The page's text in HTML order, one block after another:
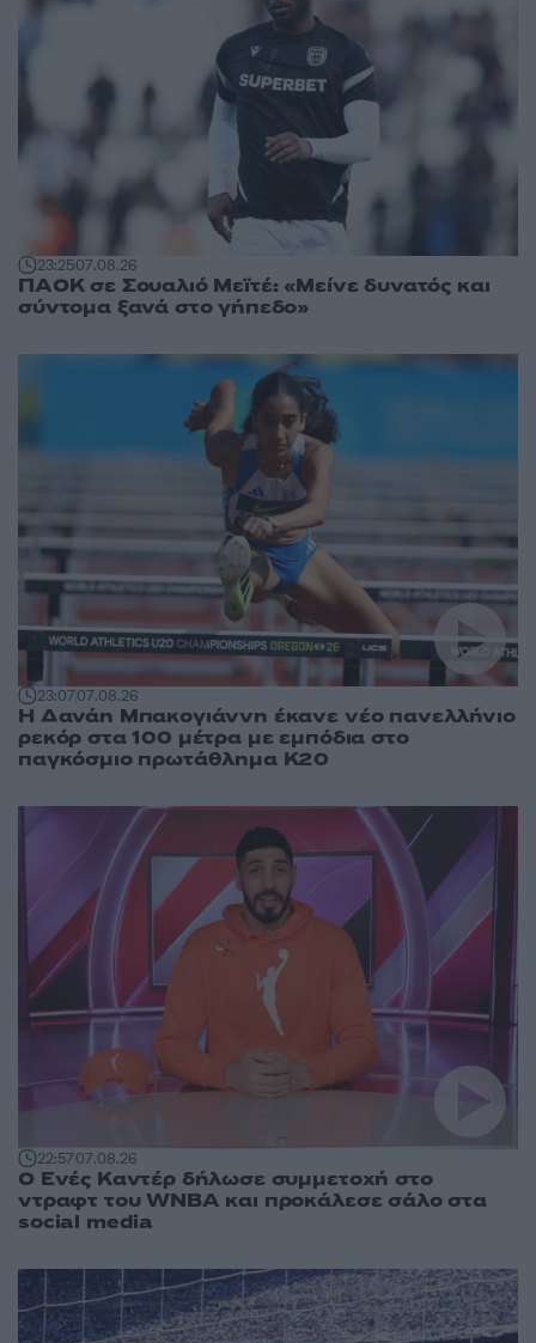
23:2507.08.26
ΠΑΟΚ σε Σουαλιό Μεϊτέ: «Μείνε δυνατός και
σύντομα ξανά στο γήπεδο»
23:0707.08.26
Η Δανάη Μπακογιάννη έκανε νέο πανελλήνιο
ρεκόρ στα 100 μέτρα με εμπόδια στο
παγκόσμιο πρωτάθλημα Κ20
22:5707.08.26
Ο Ενές Καντέρ δήλωσε συμμετοχή στο
ντραφτ του WNBA και προκάλεσε σάλο στα
social media